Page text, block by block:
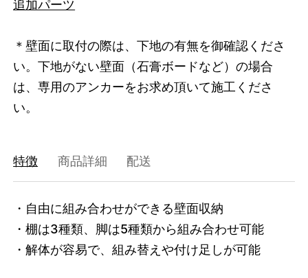
追加パーツ
＊壁面に取付の際は、下地の有無を御確認くださ
い。下地がない壁面（石膏ボードなど）の場合
は、専用のアンカーをお求め頂いて施工くださ
い。
特徴 商品詳細 配送
・自由に組み合わせができる壁面収納
・棚は3種類、脚は5種類から組み合わせ可能
・解体が容易で、組み替えや付け足しが可能